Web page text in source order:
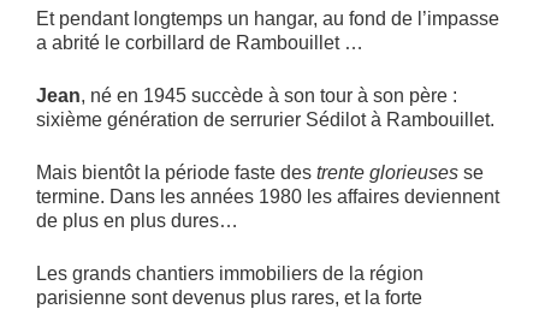
Et pendant longtemps un hangar, au fond de l’impasse
a abrité le corbillard de Rambouillet …
Jean, né en 1945 succède à son tour à son père :
sixième génération de serrurier Sédilot à Rambouillet.
Mais bientôt la période faste des trente glorieuses se
termine. Dans les années 1980 les affaires deviennent
de plus en plus dures…
Les grands chantiers immobiliers de la région
parisienne sont devenus plus rares, et la forte